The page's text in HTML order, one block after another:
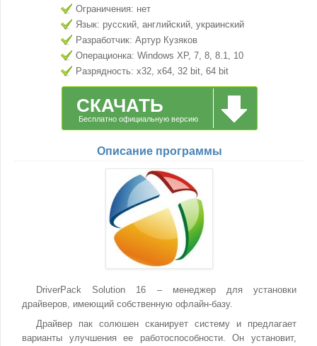
Ограничения: нет
Язык: русский, английский, украинский
Разработчик: Артур Кузяков
Операционка: Windows XP, 7, 8, 8.1, 10
Разрядность: x32, x64, 32 bit, 64 bit
СКАЧАТЬ
Бесплатно официальную версию
Описание программы
DriverPack Solution 16 – менеджер для установки
драйверов, имеющий собственную офлайн-базу.
Драйвер пак солюшен сканирует систему и предлагает
варианты улучшения ее работоспособности. Он установит,